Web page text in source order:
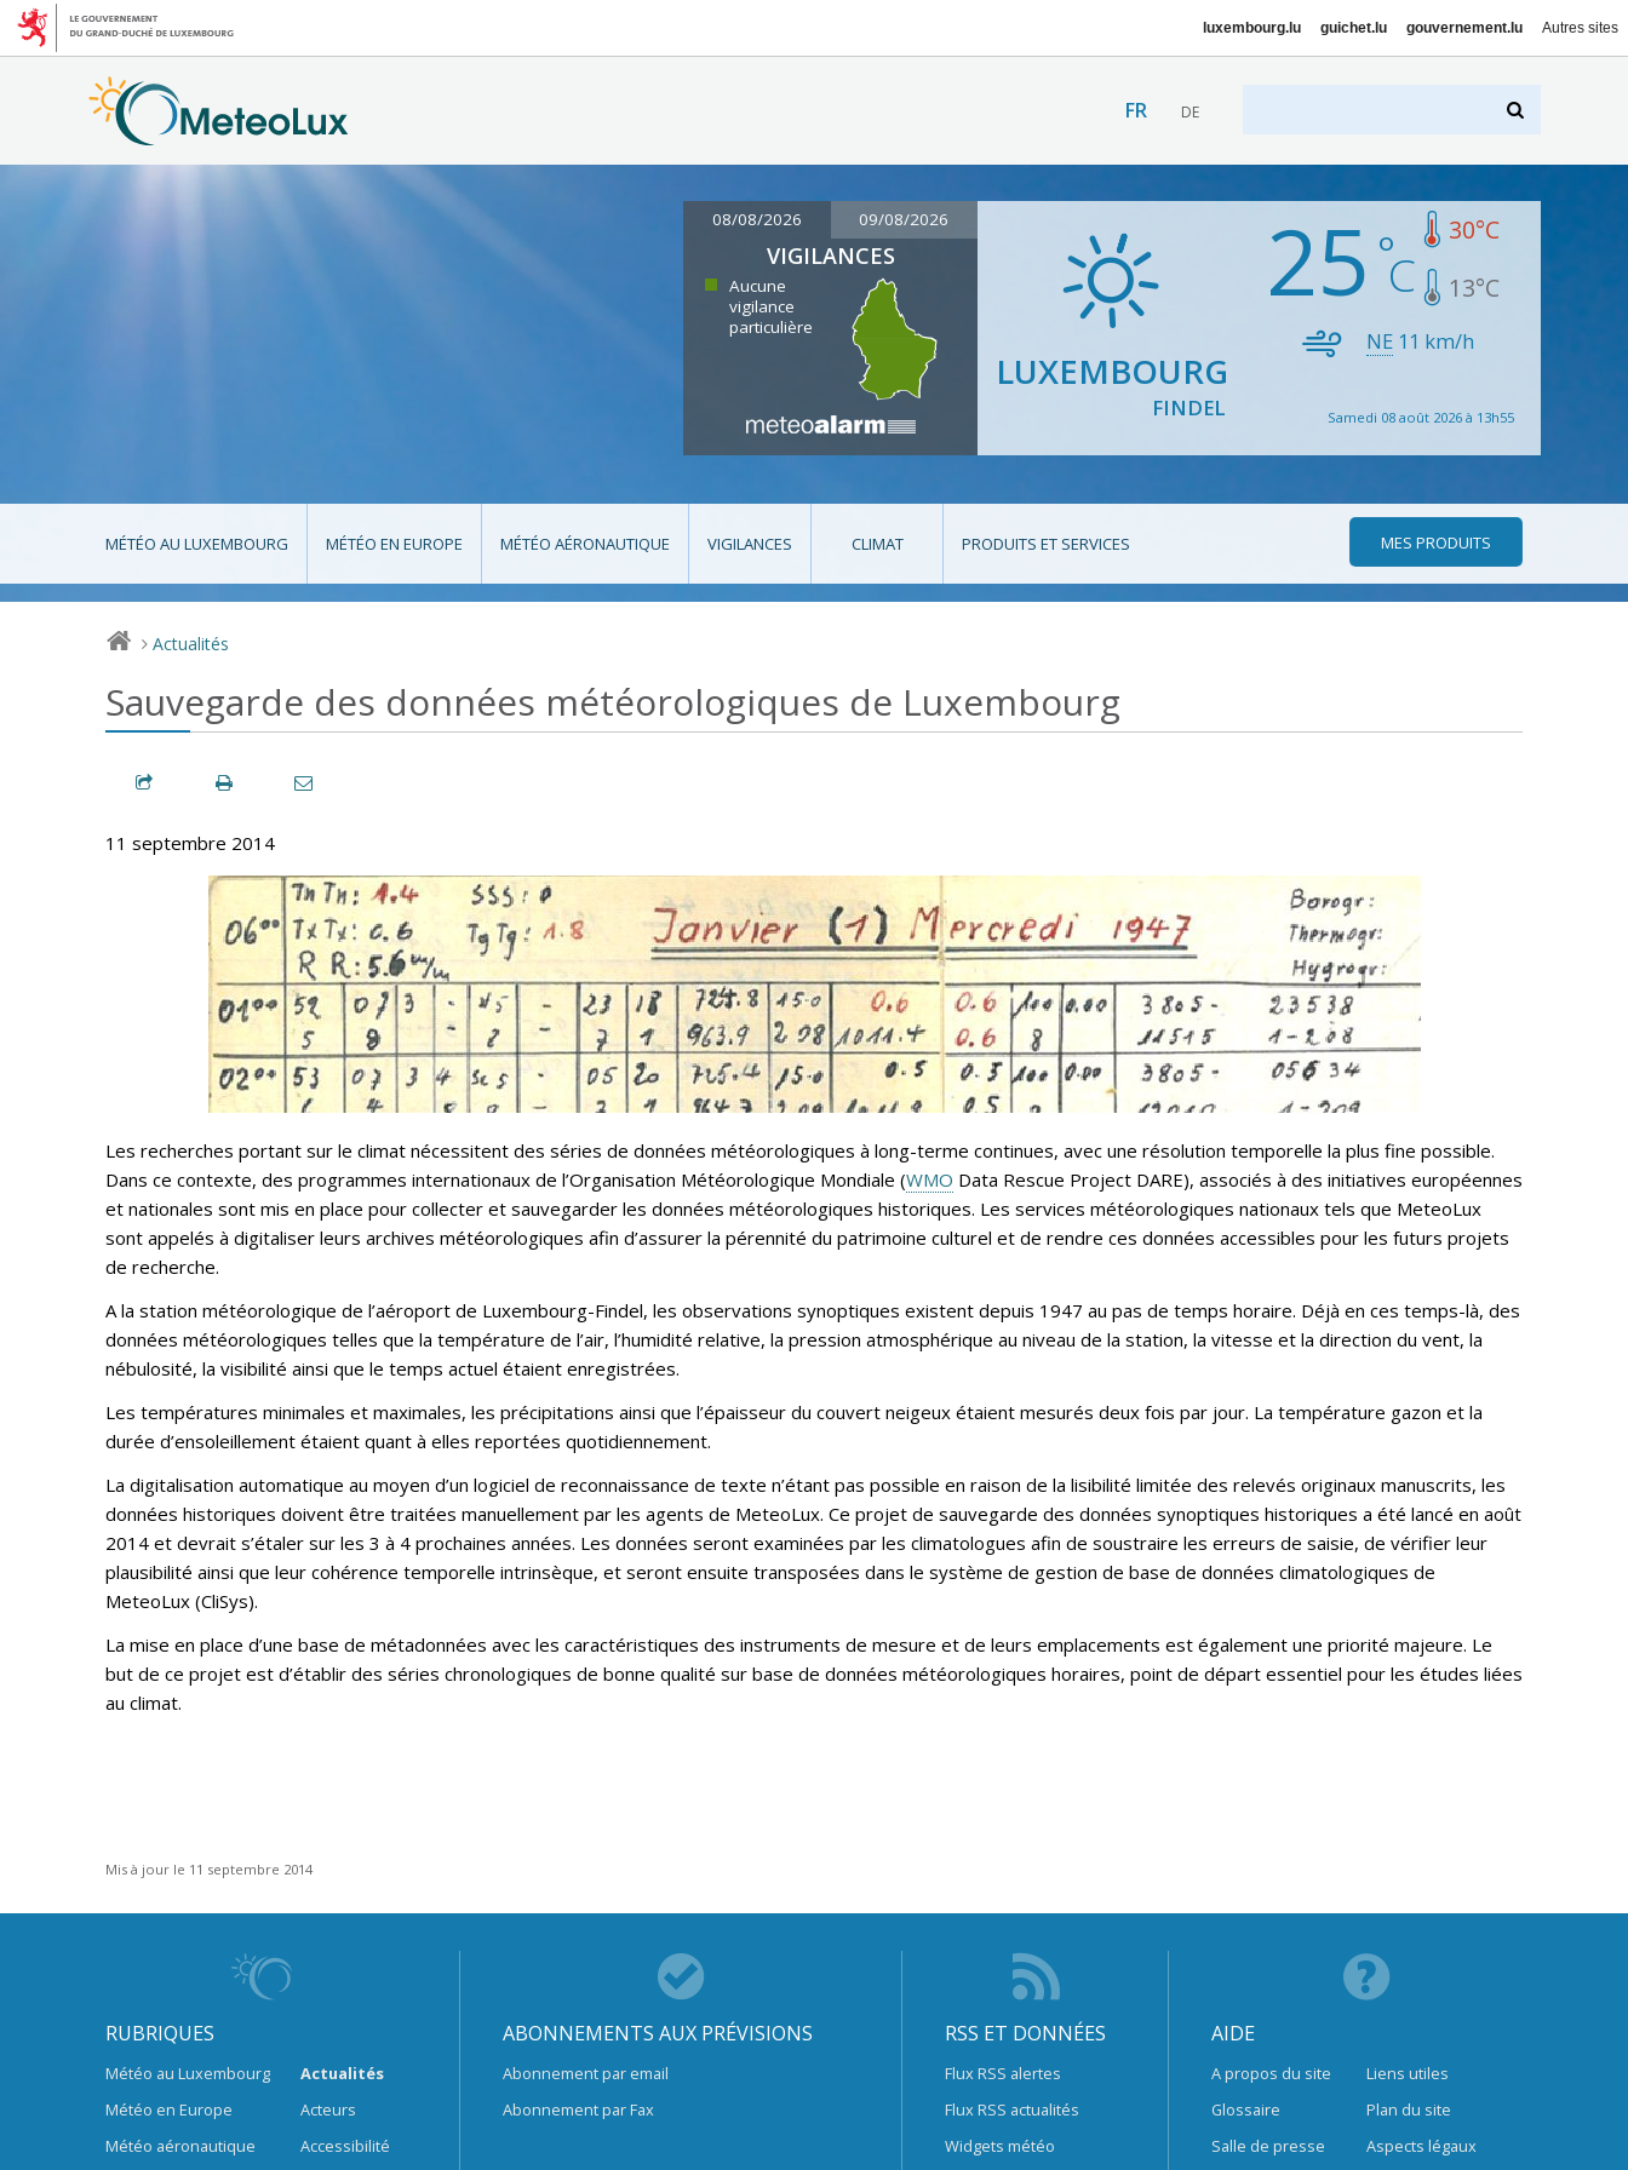
luxembourg.lu guichet.lu gouvernement.lu Autres sites
FR DE
08/08/2026 09/08/2026
VIGILANCES
Aucune
vigilance
particulière
LUXEMBOURG
FINDEL
25 30°C
13°C
NE 11 km/h
Samedi 08 août 2026 à 13h55
MÉTÉO AU LUXEMBOURG MÉTÉO EN EUROPE MÉTÉO AÉRONAUTIQUE VIGILANCES CLIMAT PRODUITS ET SERVICES MES PRODUITS
> Actualités
Sauvegarde des données météorologiques de Luxembourg
11 septembre 2014
Les recherches portant sur le climat nécessitent des séries de données météorologiques à long-terme continues, avec une résolution temporelle la plus fine possible.
Dans ce contexte, des programmes internationaux de l’Organisation Météorologique Mondiale (WMO Data Rescue Project DARE), associés à des initiatives européennes
et nationales sont mis en place pour collecter et sauvegarder les données météorologiques historiques. Les services météorologiques nationaux tels que MeteoLux
sont appelés à digitaliser leurs archives météorologiques afin d’assurer la pérennité du patrimoine culturel et de rendre ces données accessibles pour les futurs projets
de recherche.
A la station météorologique de l’aéroport de Luxembourg-Findel, les observations synoptiques existent depuis 1947 au pas de temps horaire. Déjà en ces temps-là, des
données météorologiques telles que la température de l’air, l’humidité relative, la pression atmosphérique au niveau de la station, la vitesse et la direction du vent, la
nébulosité, la visibilité ainsi que le temps actuel étaient enregistrées.
Les températures minimales et maximales, les précipitations ainsi que l’épaisseur du couvert neigeux étaient mesurés deux fois par jour. La température gazon et la
durée d’ensoleillement étaient quant à elles reportées quotidiennement.
La digitalisation automatique au moyen d’un logiciel de reconnaissance de texte n’étant pas possible en raison de la lisibilité limitée des relevés originaux manuscrits, les
données historiques doivent être traitées manuellement par les agents de MeteoLux. Ce projet de sauvegarde des données synoptiques historiques a été lancé en août
2014 et devrait s’étaler sur les 3 à 4 prochaines années. Les données seront examinées par les climatologues afin de soustraire les erreurs de saisie, de vérifier leur
plausibilité ainsi que leur cohérence temporelle intrinsèque, et seront ensuite transposées dans le système de gestion de base de données climatologiques de
MeteoLux (CliSys).
La mise en place d’une base de métadonnées avec les caractéristiques des instruments de mesure et de leurs emplacements est également une priorité majeure. Le
but de ce projet est d’établir des séries chronologiques de bonne qualité sur base de données météorologiques horaires, point de départ essentiel pour les études liées
au climat.
Mis à jour le 11 septembre 2014
RUBRIQUES
Météo au Luxembourg
Météo en Europe
Météo aéronautique
Actualités
Acteurs
Accessibilité
ABONNEMENTS AUX PRÉVISIONS
Abonnement par email
Abonnement par Fax
RSS ET DONNÉES
Flux RSS alertes
Flux RSS actualités
Widgets météo
AIDE
A propos du site
Glossaire
Salle de presse
Liens utiles
Plan du site
Aspects légaux